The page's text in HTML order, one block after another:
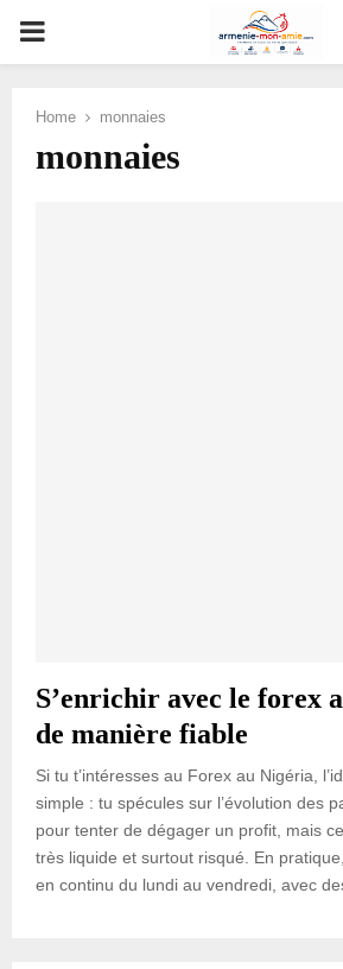
PRIMARY
Home monnaies
monnaies
S’enrichir avec le forex
de manière fiable
Si tu t’intéresses au Forex au Nigéria,
simple : tu spécules sur l’évolution des
pour tenter de dégager un profit, mais
très liquide et surtout risqué. En
en continu du lundi au vendredi, avec